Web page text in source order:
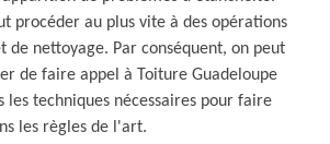
procéder au plus vite à des opérations
de nettoyage. Par conséquent, on peut
de faire appel à Toiture Guadeloupe
les techniques nécessaires pour faire
les règles de l'art.